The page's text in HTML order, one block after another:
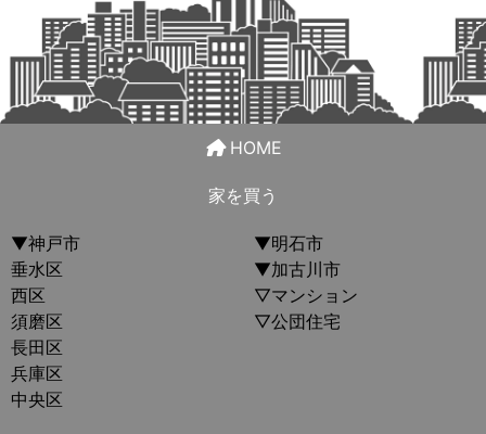
HOME
家を買う
▼神戸市
垂水区
西区
須磨区
長田区
兵庫区
中央区
▼明石市
▼加古川市
▽マンション
▽公団住宅